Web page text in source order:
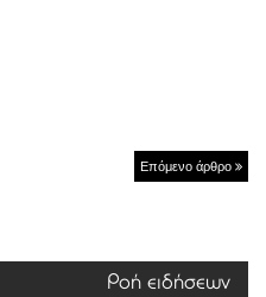
Επόμενο άρθρο
Ροή ειδήσεων